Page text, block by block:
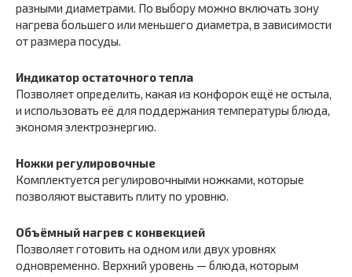
разными диаметрами. По выбору можно включать зону
нагрева большего или меньшего диаметра, в зависимости
от размера посуды.
Индикатор остаточного тепла
Позволяет определить, какая из конфорок ещё не остыла,
и использовать её для поддержания температуры блюда,
экономя электроэнергию.
Ножки регулировочные
Комплектуется регулировочными ножками, которые
позволяют выставить плиту по уровню.
Объёмный нагрев с конвекцией
Позволяет готовить на одном или двух уровнях
одновременно. Верхний уровень — блюда, которым